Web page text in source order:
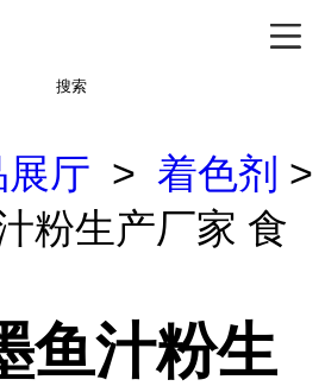
搜索
展厅 > 着色剂 >
粉生产厂家 食
鱼汁粉生